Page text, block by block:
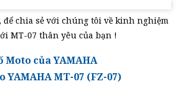
để chia sẻ với chúng tôi về kinh nghiệm
MT-07 thân yêu của bạn !
Moto của YAMAHA
YAMAHA MT-07 (FZ-07)